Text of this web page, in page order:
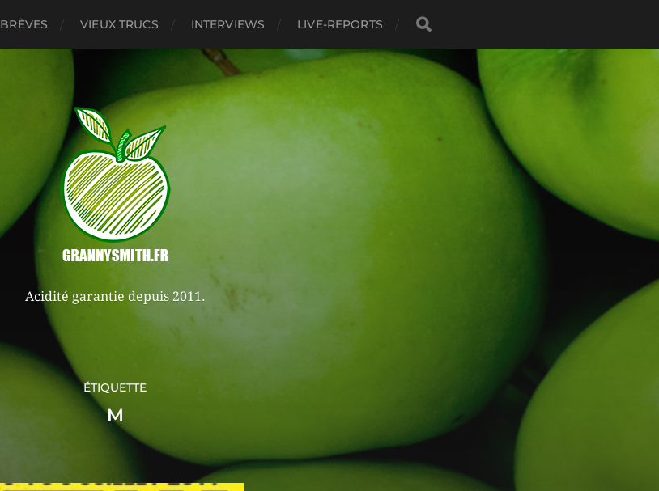
BRÈVES VIEUX TRUCS INTERVIEWS LIVE-REPORTS
Acidité garantie depuis 2011.
ÉTIQUETTE
M